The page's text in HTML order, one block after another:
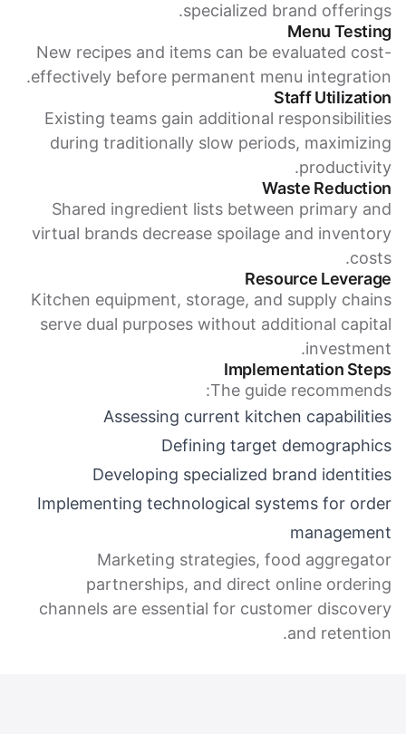
specialized brand offerings.
Menu Testing
New recipes and items can be evaluated cost-
effectively before permanent menu integration.
Staff Utilization
Existing teams gain additional responsibilities
during traditionally slow periods, maximizing
productivity.
Waste Reduction
Shared ingredient lists between primary and
virtual brands decrease spoilage and inventory
costs.
Resource Leverage
Kitchen equipment, storage, and supply chains
serve dual purposes without additional capital
investment.
Implementation Steps
The guide recommends:
Assessing current kitchen capabilities
Defining target demographics
Developing specialized brand identities
Implementing technological systems for order
management
Marketing strategies, food aggregator
partnerships, and direct online ordering
channels are essential for customer discovery
and retention.